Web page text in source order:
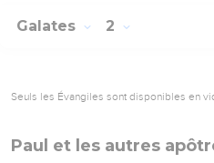
Galates 2
Seuls les Évangiles sont disponibles en
Paul et les autres